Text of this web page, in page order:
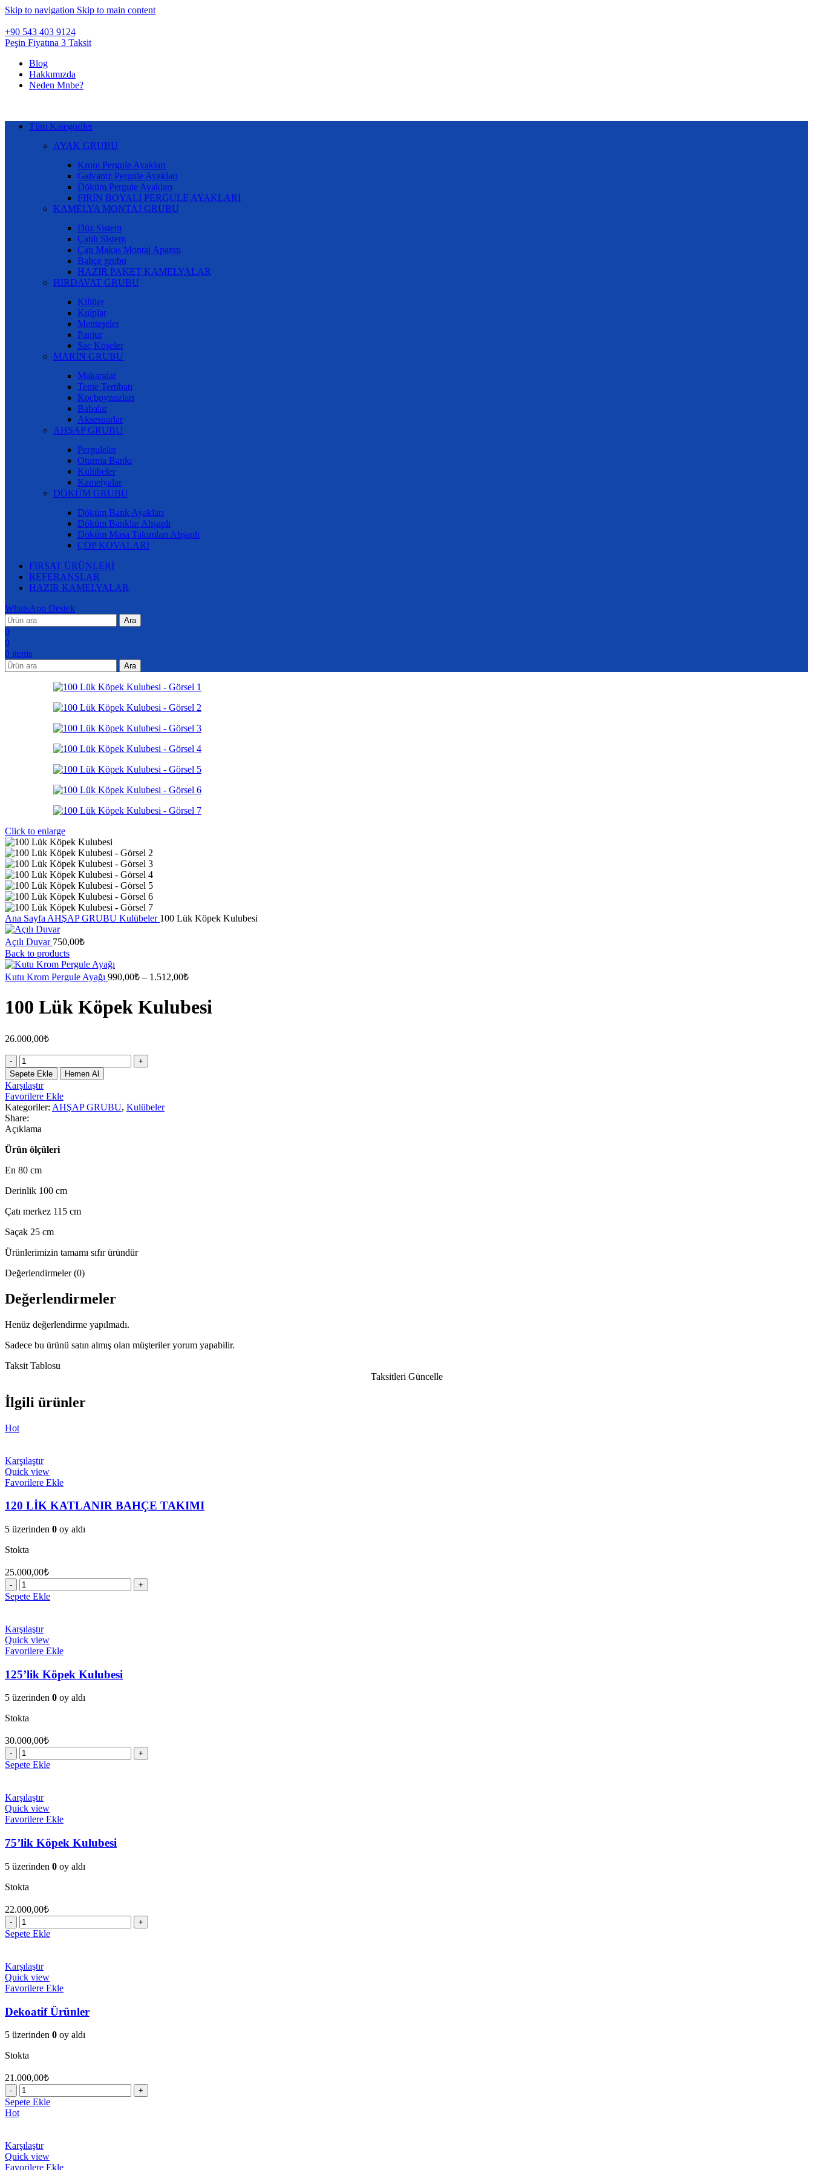
Skip to navigation Skip to main content
+90 543 403 9124
Peşin Fiyatına 3 Taksit
Blog
Hakkımızda
Neden Mnbe?
Tüm Kategoriler
AYAK GRUBU
Krom Pergule Ayakları
Galvaniz Pergule Ayakları
Döküm Pergule Ayakları
FIRIN BOYALI PERGULE AYAKLARI
KAMELYA MONTAJ GRUBU
Düz Sistem
Çatılı Sistem
Çatı Makas Montaj Aparatı
Bahçe grubu
HAZIR PAKET KAMELYALAR
HIRDAVAT GRUBU
Kilitler
Kulplar
Menteşeler
Panjur
Saç Köşeler
MARİN GRUBU
Makaralar
Tente Tertibatı
Koçboynuzları
Babalar
Aksesuarlar
AHŞAP GRUBU
Perguleler
Oturma Bankı
Kulübeler
Kamelyalar
DÖKÜM GRUBU
Döküm Bank Ayakları
Döküm Banklar Ahşaplı
Döküm Masa Takımları Ahşaplı
ÇÖP KOVALARI
FIRSAT ÜRÜNLERİ
REFERANSLAR
HAZIR KAMELYALAR
WhatsApp Destek
Ara
0
0
0 items
Ara
Click to enlarge
Ana Sayfa AHŞAP GRUBU Kulübeler 100 Lük Köpek Kulubesi
Açılı Duvar 750,00₺
Back to products
Kutu Krom Pergule Ayağı 990,00₺ – 1.512,00₺Fiyat
990,00₺
-
100 Lük Köpek Kulubesi
26.000,00₺
100
Lük
Köpek
Kulubesi
adet
Sepete Ekle Hemen Al
Karşılaştır
Favorilere Ekle
Kategoriler: AHŞAP GRUBU, Kulübeler
Share:
Açıklama
Ürün ölçüleri
En 80 cm
Derinlik 100 cm
Çatı merkez 115 cm
Saçak 25 cm
Ürünlerimizin tamamı sıfır üründür
Değerlendirmeler (0)
Değerlendirmeler
Henüz değerlendirme yapılmadı.
Sadece bu ürünü satın almış olan müşteriler yorum yapabilir.
Taksit Tablosu
Taksitleri Güncelle
İlgili ürünler
Hot
Karşılaştır
Quick view
Favorilere Ekle
120 LİK KATLANIR BAHÇE TAKIMI
5 üzerinden 0 oy aldı
Stokta
25.000,00₺
120
LİK
TAKIMI
adet
Sepete Ekle
Karşılaştır
Quick view
Favorilere Ekle
125’lik Köpek Kulubesi
5 üzerinden 0 oy aldı
Stokta
30.000,00₺
125'lik
Köpek
Sepete Ekle
Karşılaştır
Quick view
Favorilere Ekle
75’lik Köpek Kulubesi
5 üzerinden 0 oy aldı
Stokta
22.000,00₺
75'lik
Köpek
Sepete Ekle
Karşılaştır
Quick view
Favorilere Ekle
Dekoatif Ürünler
5 üzerinden 0 oy aldı
Stokta
21.000,00₺
Dekoatif
Ürünler
adet
Sepete Ekle
Hot
Karşılaştır
Quick view
Favorilere Ekle